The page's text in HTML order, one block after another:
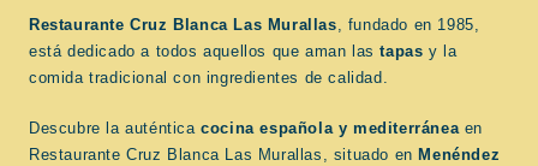
Restaurante Cruz Blanca Las Murallas, fundado en 1985,
está dedicado a todos aquellos que aman lastapasy la
comida tradicional con ingredientes de calidad.
Descubre la auténticacocina española y mediterráneaen
Restaurante Cruz Blanca Las Murallas, situado en Menéndez